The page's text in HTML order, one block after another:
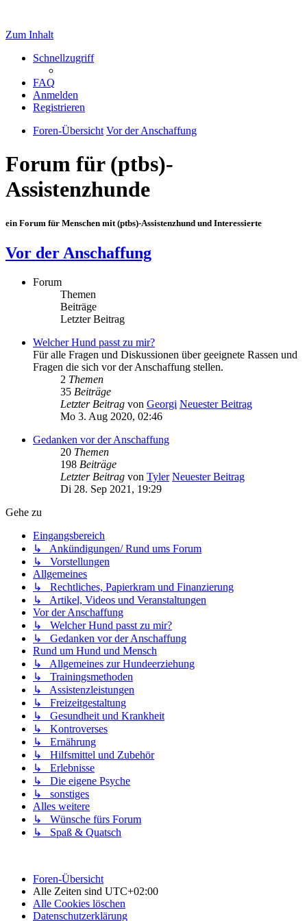
Zum Inhalt
Schnellzugriff
FAQ
Anmelden
Registrieren
Foren-Übersicht Vor der Anschaffung
Forum für (ptbs)-
Assistenzhunde
ein Forum für Menschen mit (ptbs)-Assistenzhund und Interessierte
Vor der Anschaffung
Forum
Themen
Beiträge
Letzter Beitrag
Welcher Hund passt zu mir?
Für alle Fragen und Diskussionen über geeignete Rassen und
Fragen die sich vor der Anschaffung stellen.
2 Themen
35 Beiträge
Letzter Beitrag von Georgi Neuester Beitrag
Mo 3. Aug 2020, 02:46
Gedanken vor der Anschaffung
20 Themen
198 Beiträge
Letzter Beitrag von Tyler Neuester Beitrag
Di 28. Sep 2021, 19:29
Gehe zu
Eingangsbereich
↳ Ankündigungen/ Rund ums Forum
↳ Vorstellungen
Allgemeines
↳ Rechtliches, Papierkram und Finanzierung
↳ Artikel, Videos und Veranstaltungen
Vor der Anschaffung
↳ Welcher Hund passt zu mir?
↳ Gedanken vor der Anschaffung
Rund um Hund und Mensch
↳ Allgemeines zur Hundeerziehung
↳ Trainingsmethoden
↳ Assistenzleistungen
↳ Freizeitgestaltung
↳ Gesundheit und Krankheit
↳ Kontroverses
↳ Ernährung
↳ Hilfsmittel und Zubehör
↳ Erlebnisse
↳ Die eigene Psyche
↳ sonstiges
Alles weitere
↳ Wünsche fürs Forum
↳ Spaß & Quatsch
Foren-Übersicht
Alle Zeiten sind UTC+02:00
Alle Cookies löschen
Datenschutzerklärung